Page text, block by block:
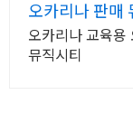
오카리나 판매
오카리나 교육용
뮤직시티